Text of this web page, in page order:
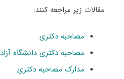
مقالات زیر مراجعه کنند:
مصاحبه دکتری
مصاحبه دکتری دانشگاه آزاد
مدارک مصاحبه دکتری